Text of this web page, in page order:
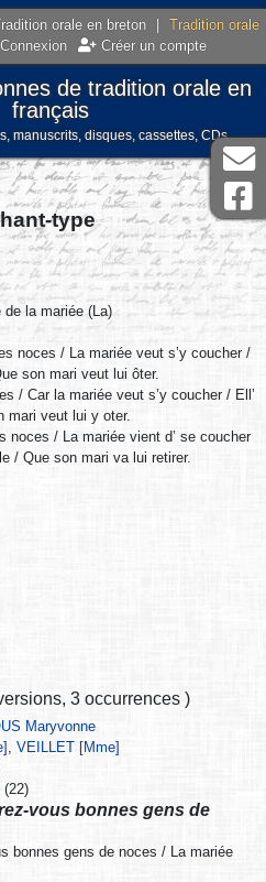
orale en breton
Tradition orale
Connexion Créer un compte
de tradition orale en
français
manuscrits, disques, cassettes, CDs
type
de la mariée (La)
noces / La mariée veut s’y coucher /
son mari veut lui ôter.
/ Car la mariée veut s’y coucher / Ell’
mari veut lui y oter.
noces / La mariée vient d’ se coucher
/ Que son mari va lui retirer.
, 3 occurrences )
Maryvonne
, VEILLET [Mme]
(22)
vous bonnes gens de
bonnes gens de noces / La mariée